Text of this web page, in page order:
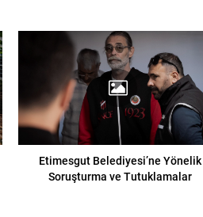
Etimesgut Belediyesi’ne Yönelik
Soruşturma ve Tutuklamalar